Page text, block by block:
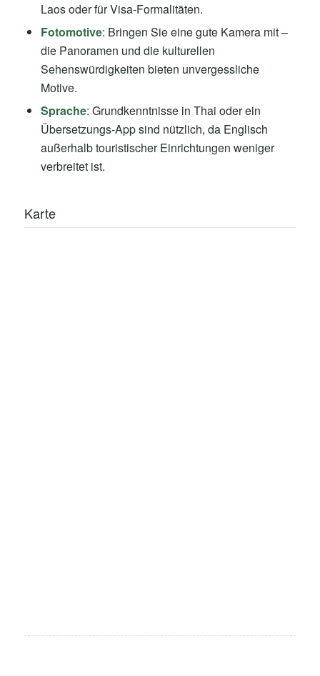
Laos oder für Visa-Formalitäten.
Fotomotive: Bringen Sie eine gute Kamera mit –
die Panoramen und die kulturellen
Sehenswürdigkeiten bieten unvergessliche
Motive.
Sprache: Grundkenntnisse in Thai oder ein
Übersetzungs-App sind nützlich, da Englisch
außerhalb touristischer Einrichtungen weniger
verbreitet ist.
Karte